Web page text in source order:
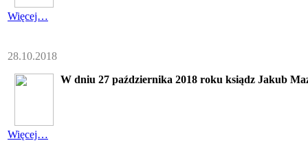
Więcej…
28.10.2018
W dniu 27 października 2018 roku ksiądz Jakub
Więcej…